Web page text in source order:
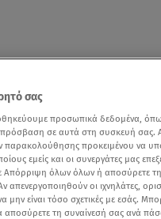
σας
προσωπικά δεδομένα,
πρόσβαση σε αυτά στη συσκευή σας.
παρακολούθησης προκειμένου να
εμείς και οι συνεργάτες μας
Απόρριψη όλων όλων ή αποσύρετε
απενεργοποιηθούν οι ιχνηλάτες,
μην είναι τόσο σχετικές με εσάς.
αποσύρετε τη συναίνεσή σας ανά